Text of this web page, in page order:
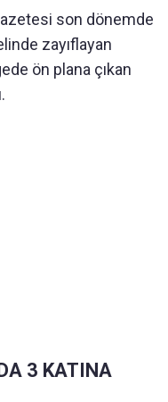
son dönemde
zayıflayan
ön plana çıkan
3 KATINA